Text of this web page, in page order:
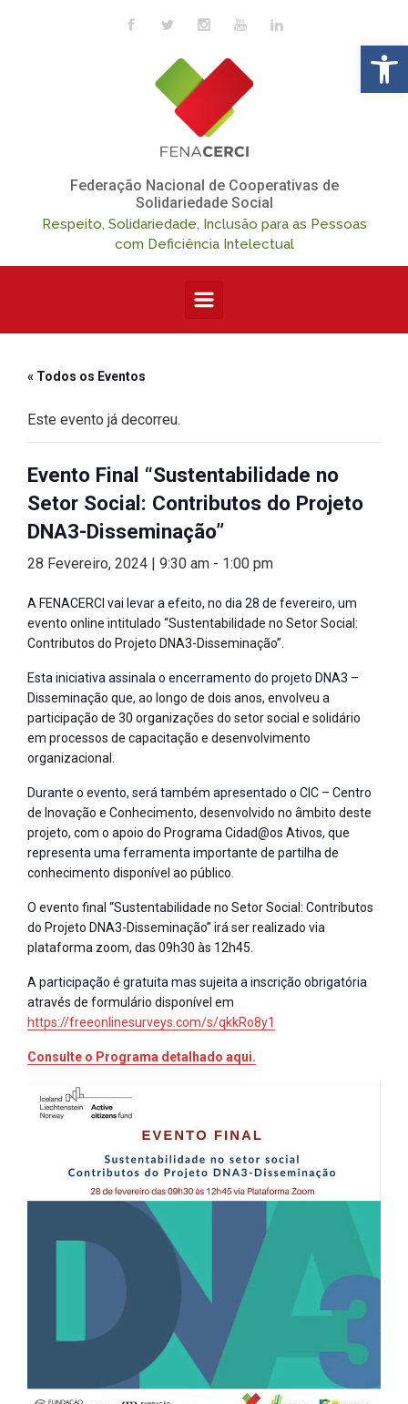
Skip to main content
Federação Nacional de Cooperativas de
Solidariedade Social
Respeito, Solidariedade, Inclusão para as Pessoas
com Deficiência Intelectual
« Todos os Eventos
Este evento já decorreu.
Evento Final “Sustentabilidade no
Setor Social: Contributos do Projeto
DNA3-Disseminação”
28 Fevereiro, 2024 | 9:30 am - 1:00 pm
A FENACERCI vai levar a efeito, no dia 28 de fevereiro, um
evento online intitulado “Sustentabilidade no Setor Social:
Contributos do Projeto DNA3-Disseminação”.
Esta iniciativa assinala o encerramento do projeto DNA3 –
Disseminação que, ao longo de dois anos, envolveu a
participação de 30 organizações do setor social e solidário
em processos de capacitação e desenvolvimento
organizacional.
Durante o evento, será também apresentado o CIC – Centro
de Inovação e Conhecimento, desenvolvido no âmbito deste
projeto, com o apoio do Programa Cidad@os Ativos, que
representa uma ferramenta importante de partilha de
conhecimento disponível ao público.
O evento final “Sustentabilidade no Setor Social: Contributos
do Projeto DNA3-Disseminação” irá ser realizado via
plataforma zoom, das 09h30 às 12h45.
A participação é gratuita mas sujeita a inscrição obrigatória
através de formulário disponível em
https://freeonlinesurveys.com/s/qkkRo8y1
Consulte o Programa detalhado aqui.